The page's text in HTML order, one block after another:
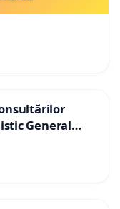
General